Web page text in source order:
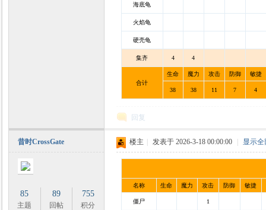
海底龟
火焰龟
硬壳龟
集齐 4 4
合计
生命 魔力 攻击 防御 敏捷
38 38 11 7 4
回复
昔时CrossGate
85
主题
89
回帖
755
积分
楼主 发表于 2026-3-18 00:00:00 显示
名称 生命 魔力 攻击 防御 敏捷
僵尸 1